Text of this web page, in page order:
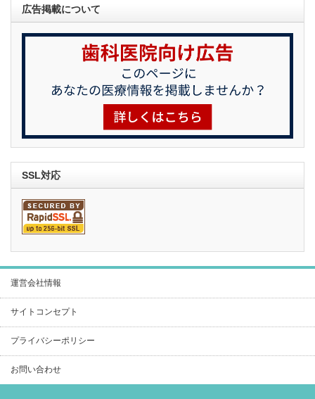
広告掲載について
SSL対応
運営会社情報
サイトコンセプト
プライバシーポリシー
お問い合わせ